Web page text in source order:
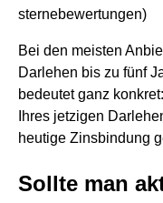
sternebewertungen)
Bei den meisten
Darlehen bis zu fünf
bedeutet ganz
Ihres jetzigen
heutige Zinsbindung
Sollte man